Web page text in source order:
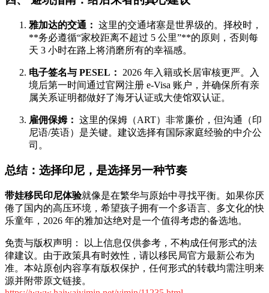
雅加达的交通： 这里的交通堵塞是世界级的。择校时，
**务必遵循“家校距离不超过 5 公里”**的原则，否则每
天 3 小时在路上将消磨所有的幸福感。
电子签名与 PESEL：
2026 年入籍或长居审核更严。入
境后第一时间通过官网注册 e-Visa 账户，并确保所有亲
属关系证明都做好了海牙认证或大使馆双认证。
雇佣保姆： 这里的保姆（ART）非常廉价，但沟通（印
尼语/英语）是关键。建议选择有国际家庭经验的中介公
司。
总结：选择印尼，是选择另一种节奏
带娃移民印尼体验就像是在繁华与原始中寻找平衡。如果你厌
倦了国内的高压环境，希望孩子拥有一个多语言、多文化的快
乐童年，2026 年的雅加达绝对是一个值得考虑的备选地。
免责与版权声明： 以上信息仅供参考，不构成任何形式的法
律建议。由于政策具有时效性，请以移民局官方最新公布为
准。本站原创内容享有版权保护，任何形式的转载均需注明来
源并附带原文链接。